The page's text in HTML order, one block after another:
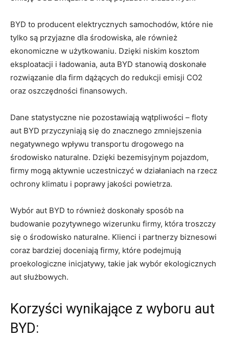
BYD ⁣to producent elektrycznych ⁤samochodów, które nie
tylko ⁢są przyjazne‍ dla środowiska, ale ⁢również
ekonomiczne w użytkowaniu. Dzięki⁢ niskim kosztom
eksploatacji i ładowania, auta BYD stanowią ‌doskonałe
rozwiązanie⁤ dla⁤ firm dążących do redukcji emisji CO2
oraz oszczędności finansowych.
Dane ⁤statystyczne ⁤nie pozostawiają wątpliwości – floty
aut BYD przyczyniają się do znacznego ​zmniejszenia
negatywnego wpływu transportu drogowego na
środowisko naturalne.‍ Dzięki bezemisyjnym pojazdom,
firmy mogą aktywnie⁤ uczestniczyć w ⁤działaniach na rzecz
ochrony klimatu i ⁢poprawy jakości powietrza.
Wybór aut BYD‍ to również doskonały sposób na
budowanie pozytywnego wizerunku firmy, która troszczy⁤
się o⁣ środowisko naturalne.‌ Klienci i ⁤partnerzy⁤ biznesowi
coraz bardziej doceniają firmy, ‍które podejmują
proekologiczne inicjatywy, takie jak wybór ekologicznych
aut służbowych.
Korzyści wynikające⁤ z⁢ wyboru aut
BYD: